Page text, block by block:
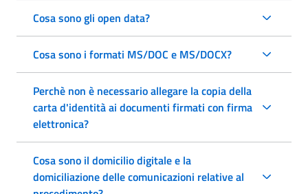
Cosa sono gli open data?
Cosa sono i formati MS/DOC e MS/DOCX?
Perchè non è necessario allegare la copia della
carta d'identità ai documenti firmati con firma
elettronica?
Cosa sono il domicilio digitale e la
domiciliazione delle comunicazioni relative al